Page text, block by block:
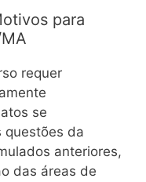
para
requer
se
questões da
anteriores,
das áreas de